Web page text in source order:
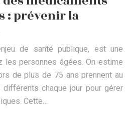
: prévenir la
de santé publique, est une
les personnes âgées. On estime
de plus de 75 ans prennent au
chaque jour pour gérer
Cette…